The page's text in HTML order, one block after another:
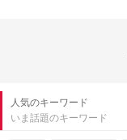
人気のキーワード
いま話題のキーワード